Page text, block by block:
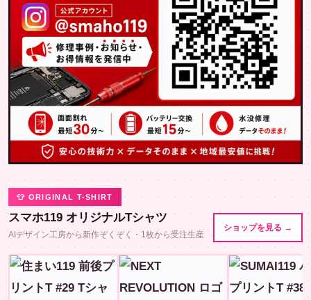
👕 ORIGINAL T-SHIRT
スマホ119 オリジナルTシャツ
AIデザイン工房から新作ぞくぞく・1枚から受注生産
ショップを見る →